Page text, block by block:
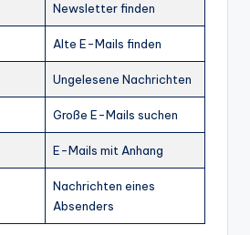
Newsletter finden
Alte E-Mails finden
Ungelesene Nachrichten
Große E-Mails suchen
E-Mails mit Anhang
Nachrichten eines
Absenders